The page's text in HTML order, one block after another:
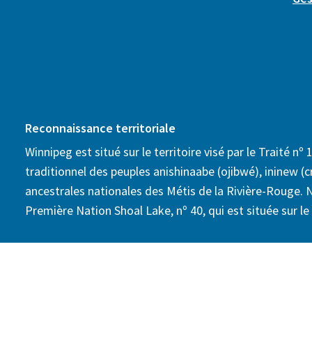
Reconnaissance territoriale
Winnipeg est situé sur le territoire visé par le Traité nº
traditionnel des peuples anishinaabe (ojibwé), ininew
ancestrales nationales des Métis de la Rivière-Rouge.
Première Nation Shoal Lake, nº 40, qui est située sur